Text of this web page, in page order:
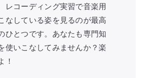
レコーディング実習で音楽用
なしている姿を見るのが最高
ひとつです。あなたも専門知
使いこなしてみませんか？楽
！